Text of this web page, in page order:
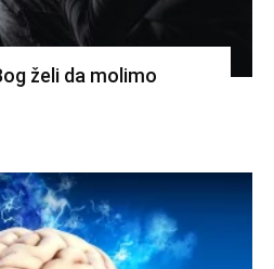
želi da molimo